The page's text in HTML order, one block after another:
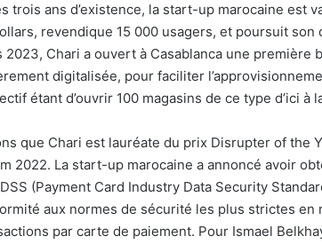
trois ans d’existence, la start-up marocaine est
revendique 15 000 usagers, et poursuit son
2023, Chari a ouvert à Casablanca une première
digitalisée, pour faciliter
étant d’ouvrir 100 magasins de ce type d’ici à
que Chari est lauréate du prix Disrupter of the
2022. La start-up marocaine a annoncé avoir
(Payment Card Industry Data Security
aux normes de sécurité les plus strictes en
par carte de paiement. Pour Ismael